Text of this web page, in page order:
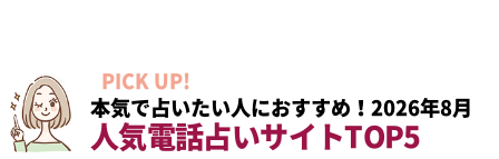
PICK UP!
本気で占いたい人におすすめ！2026年8月
人気電話占いサイトTOP5